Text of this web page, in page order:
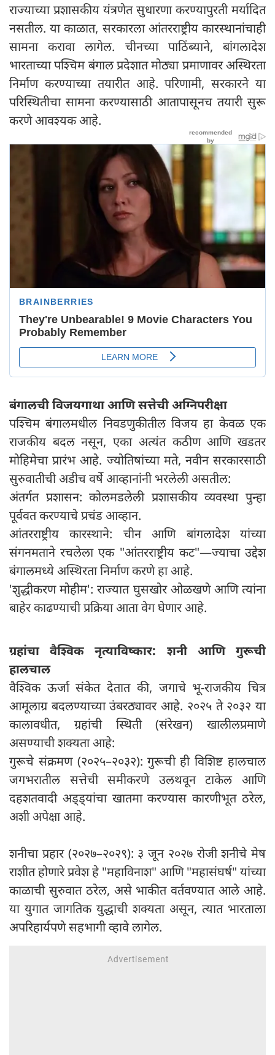
राज्याच्या प्रशासकीय यंत्रणेत सुधारणा करण्यापुरती मर्यादित
नसतील. या काळात, सरकारला आंतरराष्ट्रीय कारस्थानांचाही
सामना करावा लागेल. चीनच्या पाठिंब्याने, बांगलादेश
भारताच्या पश्चिम बंगाल प्रदेशात मोठ्या प्रमाणावर अस्थिरता
निर्माण करण्याच्या तयारीत आहे. परिणामी, सरकारने या
परिस्थितीचा सामना करण्यासाठी आतापासूनच तयारी सुरू
करणे आवश्यक आहे.
बंगालची विजयगाथा आणि सत्तेची अग्निपरीक्षा
पश्चिम बंगालमधील निवडणुकीतील विजय हा केवळ एक
राजकीय बदल नसून, एका अत्यंत कठीण आणि खडतर
मोहिमेचा प्रारंभ आहे. ज्योतिषांच्या मते, नवीन सरकारसाठी
सुरुवातीची अडीच वर्षे आव्हानांनी भरलेली असतील:
अंतर्गत प्रशासन: कोलमडलेली प्रशासकीय व्यवस्था पुन्हा
पूर्ववत करण्याचे प्रचंड आव्हान.
आंतरराष्ट्रीय कारस्थाने: चीन आणि बांगलादेश यांच्या
संगनमताने रचलेला एक "आंतरराष्ट्रीय कट"—ज्याचा उद्देश
बंगालमध्ये अस्थिरता निर्माण करणे हा आहे.
'शुद्धीकरण मोहीम': राज्यात घुसखोर ओळखणे आणि त्यांना
बाहेर काढण्याची प्रक्रिया आता वेग घेणार आहे.
ग्रहांचा वैश्विक नृत्याविष्कार: शनी आणि गुरूची
हालचाल
वैश्विक ऊर्जा संकेत देतात की, जगाचे भू-राजकीय चित्र
आमूलाग्र बदलण्याच्या उंबरठ्यावर आहे. २०२५ ते २०३२ या
कालावधीत, ग्रहांची स्थिती (संरेखन) खालीलप्रमाणे
असण्याची शक्यता आहे:
गुरूचे संक्रमण (२०२५–२०३२): गुरूची ही विशिष्ट हालचाल
जगभरातील सत्तेची समीकरणे उलथवून टाकेल आणि
दहशतवादी अड्ड्यांचा खातमा करण्यास कारणीभूत ठरेल,
अशी अपेक्षा आहे.
शनीचा प्रहार (२०२७–२०२९): ३ जून २०२७ रोजी शनीचे मेष
राशीत होणारे प्रवेश हे "महाविनाश" आणि "महासंघर्ष" यांच्या
काळाची सुरुवात ठरेल, असे भाकीत वर्तवण्यात आले आहे.
या युगात जागतिक युद्धाची शक्यता असून, त्यात भारताला
अपरिहार्यपणे सहभागी व्हावे लागेल.